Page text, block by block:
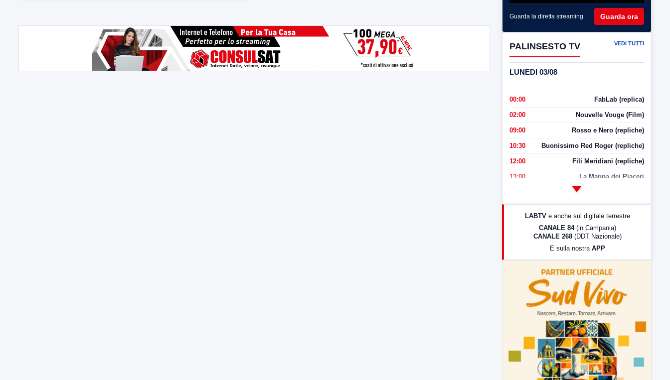
Guarda la diretta streaming Guarda ora
PALINSESTO TV VEDI TUTTI
LUNEDI 03/08
00:00 FabLab (replica)
02:00 Nouvelle Vouge (Film)
09:00 Rosso e Nero (repliche)
10:30 Buonissimo Red Roger (repliche)
12:00 Fili Meridiani (repliche)
13:00 La Mappa dei Piaceri
LabNews (Diretta)
LabNews (replica)
LABTV e anche sul digitale terrestre
CANALE 84 (in Campania)
CANALE 268 (DDT Nazionale)
E sulla nostra APP